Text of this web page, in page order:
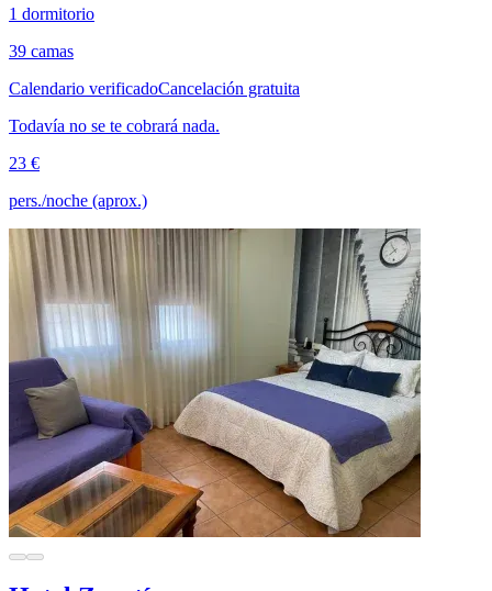
1 dormitorio
39 camas
Calendario verificadoCancelación gratuita
Todavía no se te cobrará nada.
23 €
pers./noche (aprox.)